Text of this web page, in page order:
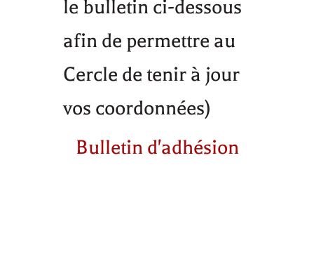
le bulletin ci-dessous
afin de permettre au
Cercle de tenir à jour
vos coordonnées)
Bulletin d'adhésion